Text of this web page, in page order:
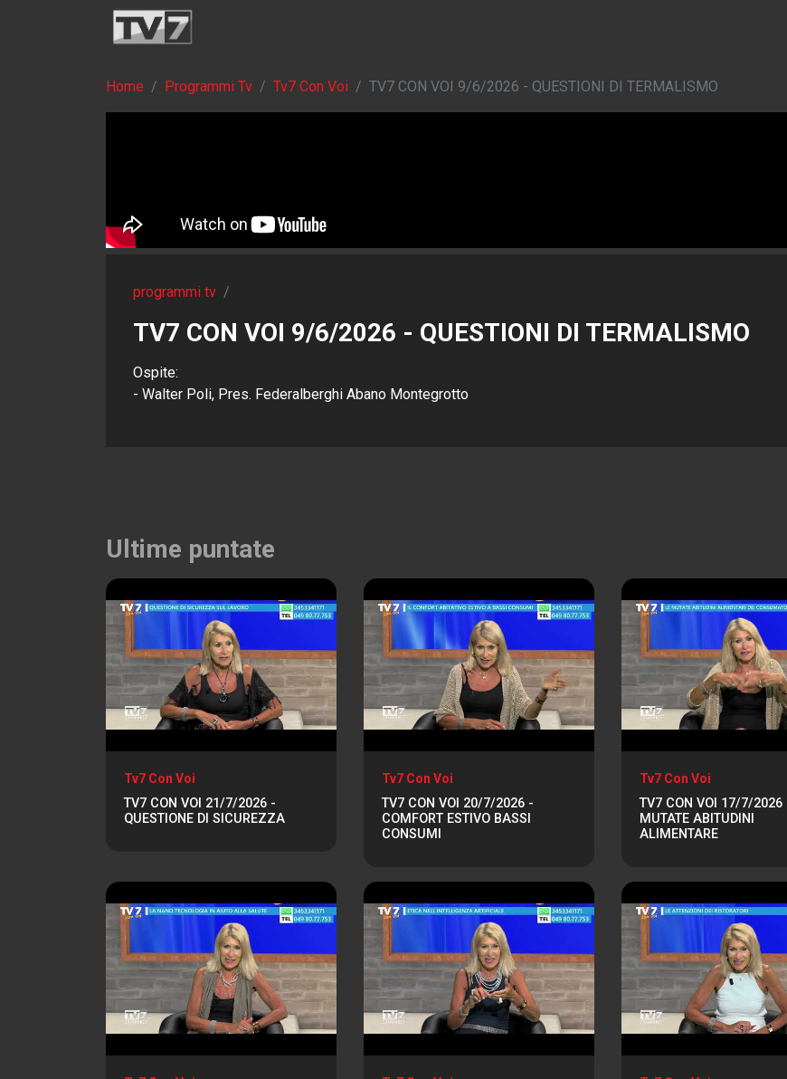
Home Programmi Tv Tv7 Con Voi TV7 CON VOI 9/6/2026 - QUESTIONI DI TERMALISMO
programmi tv /
TV7 CON VOI 9/6/2026 - QUESTIONI DI TERMALISMO
Ospite:
- Walter Poli, Pres. Federalberghi Abano Montegrotto
Ultime puntate
Tv7 Con Voi
TV7 CON VOI 21/7/2026 -
QUESTIONE DI SICUREZZA
Tv7 Con Voi
TV7 CON VOI 20/7/2026 -
COMFORT ESTIVO BASSI
CONSUMI
Tv7 Con Voi
TV7 CON VOI 17/7/2026
MUTATE ABITUDINI
ALIMENTARE